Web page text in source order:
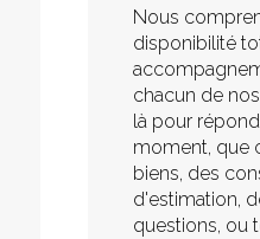
Nous
disponibilité
chacun de
là pour
moment, que
biens, des
d'estimation,
questions, ou